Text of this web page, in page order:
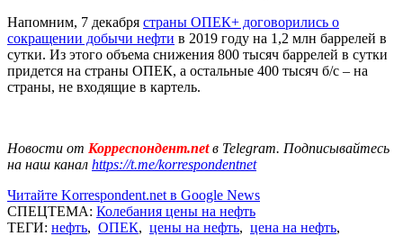
Напомним, 7 декабря страны ОПЕК+ договорились о
сокращении добычи нефти в 2019 году на 1,2 млн баррелей в
сутки. Из этого объема снижения 800 тысяч баррелей в сутки
придется на страны ОПЕК, а остальные 400 тысяч б/с – на
страны, не входящие в картель.
Новости от Корреспондент.netв Telegram. Подписывайтесь
на наш канал https://t.me/korrespondentnet
Читайте Korrespondent.net в Google News
СПЕЦТЕМА: Колебания цены на нефть
ТЕГИ: нефть, ОПЕК, цены на нефть, цена на нефть,